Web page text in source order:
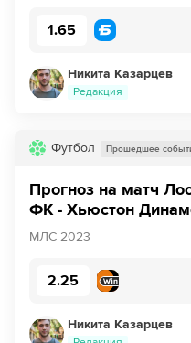
1.65
Никита Казарцев
Редакция
Футбол Прошедшее
Прогноз на матч
ФК - Хьюстон
МЛС 2023
2.25
Никита Казарцев